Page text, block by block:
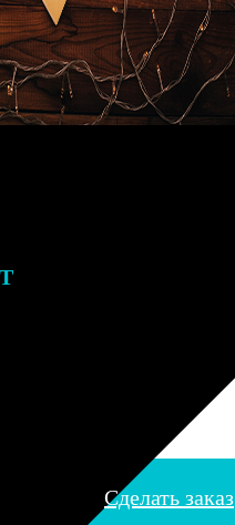
Сделать заказ